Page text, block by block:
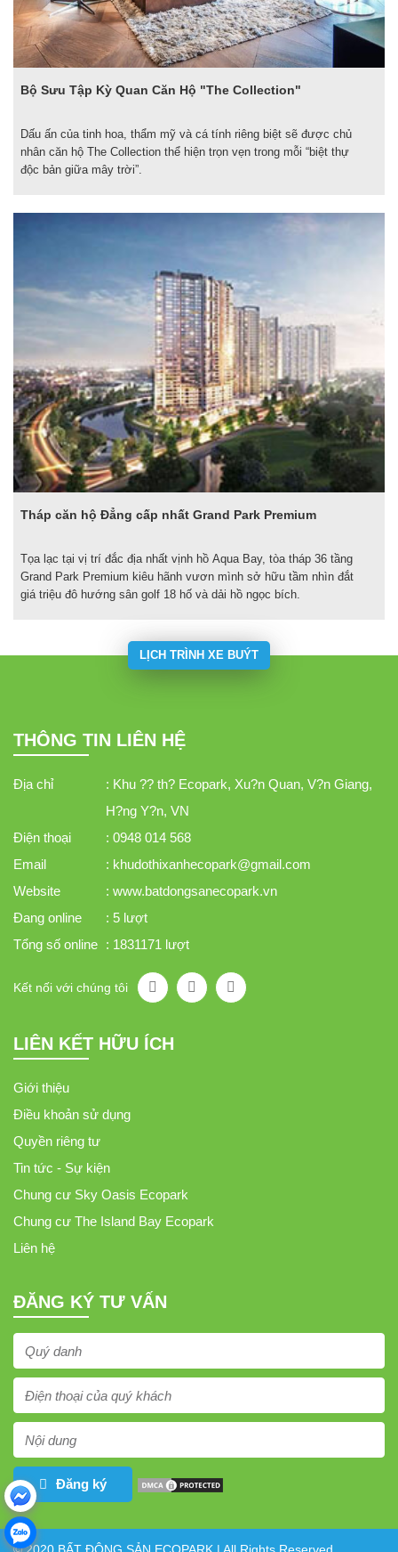
Bộ Sưu Tập Kỳ Quan Căn Hộ "The Collection"
Dấu ấn của tinh hoa, thẩm mỹ và cá tính riêng biệt sẽ được chủ
nhân căn hộ The Collection thể hiện trọn vẹn trong mỗi “biệt thự
độc bản giữa mây trời”.
Tháp căn hộ Đẳng cấp nhất Grand Park Premium
Tọa lạc tại vị trí đắc địa nhất vịnh hồ Aqua Bay, tòa tháp 36 tầng
Grand Park Premium kiêu hãnh vươn mình sở hữu tầm nhìn đắt
giá triệu đô hướng sân golf 18 hố và dải hồ ngọc bích.
LỊCH TRÌNH XE BUÝT
THÔNG TIN LIÊN HỆ
Địa chỉ
: Khu ?? th? Ecopark, Xu?n Quan, V?n Giang,
H?ng Y?n, VN
Điện thoại
: 0948 014 568
Email
: khudothixanhecopark@gmail.com
Website
: www.batdongsanecopark.vn
Đang online
: 5 lượt
Tổng số online : 1831171 lượt
Kết nối với chúng tôi
LIÊN KẾT HỮU ÍCH
Giới thiệu
Điều khoản sử dụng
Quyền riêng tư
Tin tức - Sự kiện
Chung cư Sky Oasis Ecopark
Chung cư The Island Bay Ecopark
Liên hệ
ĐĂNG KÝ TƯ VẤN
Đăng ký